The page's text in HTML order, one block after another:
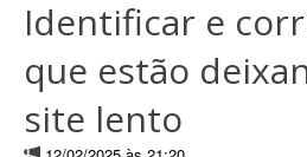
Identificar e
que estão
site lento